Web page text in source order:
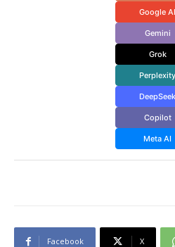
Google AI
Gemini
Grok
Perplexity
DeepSeek
Copilot
Meta AI
Facebook X